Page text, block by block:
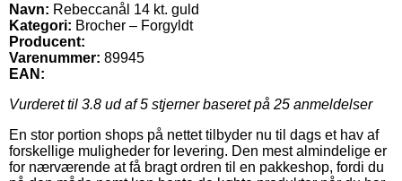
Navn: Rebeccanål 14 kt. guld
Kategori: Brocher – Forgyldt
Producent:
Varenummer: 89945
EAN:
Vurderet til 3.8 ud af 5 stjerner baseret på 25 anmeldelser
En stor portion shops på nettet tilbyder nu til dags et hav af
forskellige muligheder for levering. Den mest almindelige er
for nærværende at få bragt ordren til en pakkeshop, fordi du